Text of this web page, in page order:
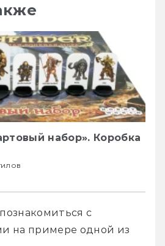
набор». Коробка
с
на примере одной из